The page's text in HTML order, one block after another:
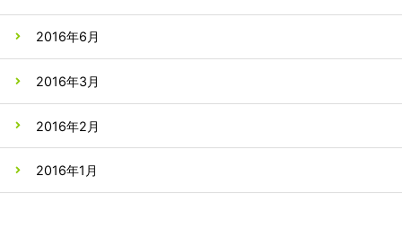
2016年6月
2016年3月
2016年2月
2016年1月